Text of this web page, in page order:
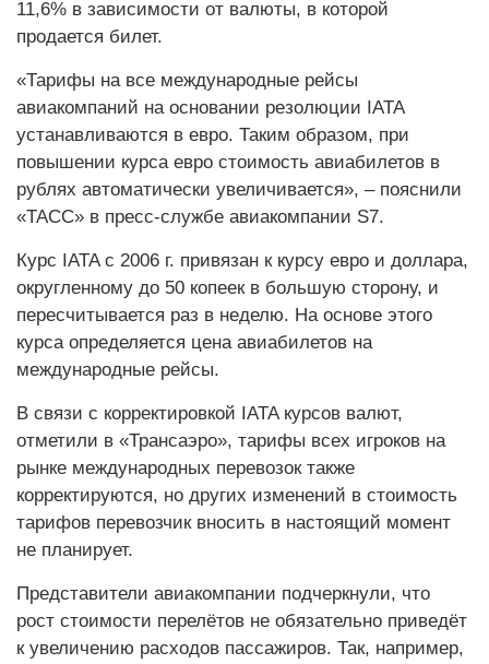
11,6% в зависимости от валюты, в которой
продается билет.
«Тарифы на все международные рейсы
авиакомпаний на основании резолюции IATA
устанавливаются в евро. Таким образом, при
повышении курса евро стоимость авиабилетов в
рублях автоматически увеличивается», – пояснили
«ТАСС» в пресс-службе авиакомпании S7.
Курс IATA с 2006 г. привязан к курсу евро и доллара,
округленному до 50 копеек в большую сторону, и
пересчитывается раз в неделю. На основе этого
курса определяется цена авиабилетов на
международные рейсы.
В связи с корректировкой IATA курсов валют,
отметили в «Трансаэро», тарифы всех игроков на
рынке международных перевозок также
корректируются, но других изменений в стоимость
тарифов перевозчик вносить в настоящий момент
не планирует.
Представители авиакомпании подчеркнули, что
рост стоимости перелётов не обязательно приведёт
к увеличению расходов пассажиров. Так, например,